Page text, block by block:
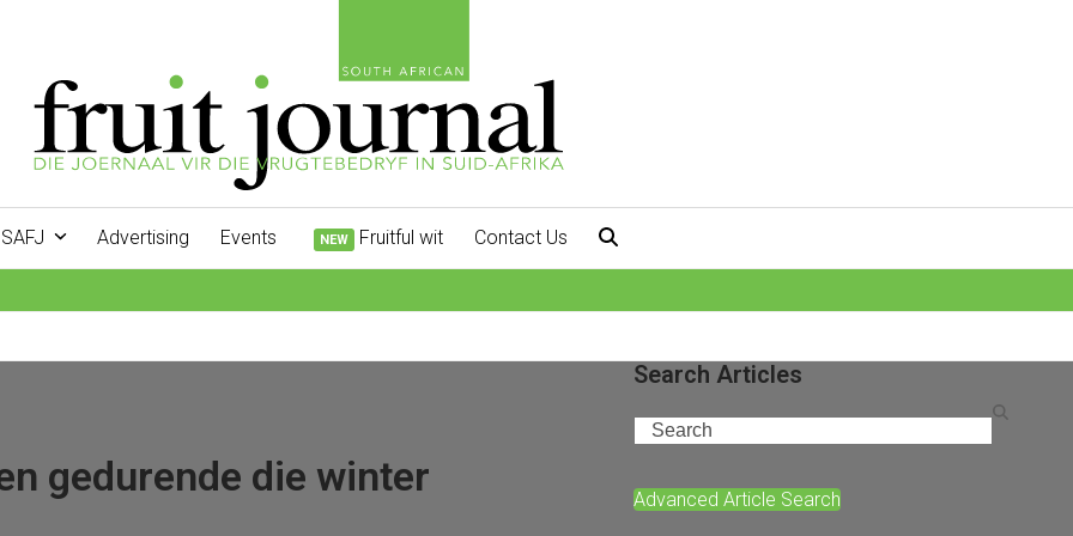
SAFJ Advertising Events NEW Fruitful wit Contact Us
gedurende die winter
Search Articles
Search
Advanced Article Search